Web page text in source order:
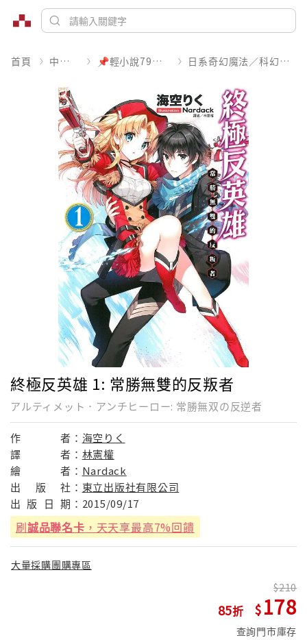
首頁 中文書 📌輕小說79折起 日系奇幻魔法／科幻冒險
終極反英雄 1: 常勝無雙的反叛者
アルティメット．アンチヒーロー: 常勝無双の反逆者
作 者： 海空りく
譯
者： 林憲權
繪
者： Nardack
出
版 社： 東立出版社有限公司
出 版 日 期： 2015/09/17
刷誠品聯名卡 ，天天享最高7%回饋
大量採購團購專區
85
210
178
查詢門市庫存